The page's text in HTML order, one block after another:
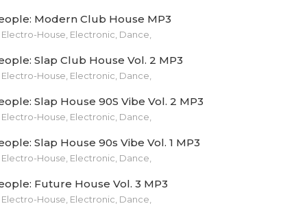
feat. Charli XCX Bhad Bhabie - Playboy Style (Sulim
feat. Afrojack, Charli XCX & French Montana - Dirty
(8.9 Mb)
(8.83 Mb)
feat. Akon - Sexy Bitch (Alexander Holsten & Nitrex
Modern Club House MP3
House, Electronic, Dance,
Slap Club House Vol. 2 MP3
House, Electronic, Dance,
Slap House 90S Vibe Vol. 2 MP3
House, Electronic, Dance,
Slap House 90s Vibe Vol. 1 MP3
House, Electronic, Dance,
Future House Vol. 3 MP3
House, Electronic, Dance,